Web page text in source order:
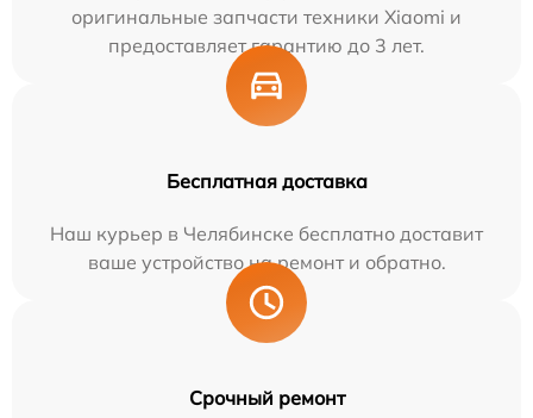
оригинальные запчасти техники Xiaomi и
предоставляет гарантию до 3 лет.
Бесплатная доставка
Наш курьер в Челябинске бесплатно доставит
ваше устройство на ремонт и обратно.
Срочный ремонт